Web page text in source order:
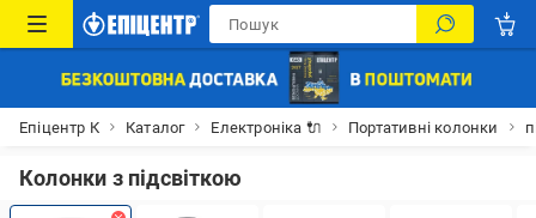
Епіцентр К Каталог Електроніка 🔌 Портативні колонки
Колонки з підсвіткою